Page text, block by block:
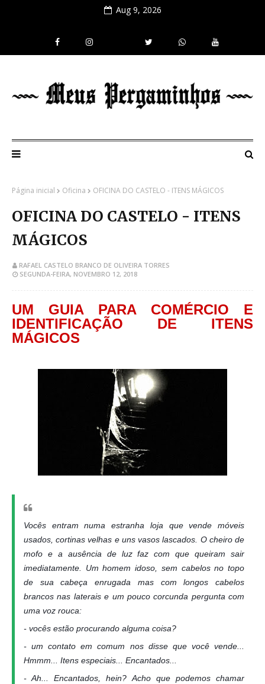
Aug 9, 2026
Página inicial Oficina OFICINA DO CASTELO - ITENS MÁGICOS
OFICINA DO CASTELO - ITENS
MÁGICOS
RAFAEL CASTELO BRANCO DE OLIVEIRA TORRES
SEGUNDA-FEIRA, NOVEMBRO 12, 2018
UM GUIA PARA COMÉRCIO E
IDENTIFICAÇÃO DE ITENS
MÁGICOS
Vocês entram numa estranha loja que vende móveis
usados, cortinas velhas e uns vasos lascados. O cheiro de
mofo e a ausência de luz faz com que queiram sair
imediatamente. Um homem idoso, sem cabelos no topo
de sua cabeça enrugada mas com longos cabelos
brancos nas laterais e um pouco corcunda pergunta com
uma voz rouca:
- vocês estão procurando alguma coisa?
- um contato em comum nos disse que você vende...
Hmmm... Itens especiais... Encantados...
- Ah... Encantados, hein? Acho que podemos chamar